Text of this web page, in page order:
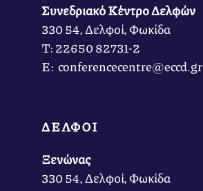
Συνεδριακό Κέντρο Δελφών
330 54, Δελφοί, Φωκίδα
Τ: 22650 82731-2
Ε: conferencecentre@eccd.gr
ΔΕΛΦΟΙ
Ξενώνας
330 54, Δελφοί, Φωκίδα